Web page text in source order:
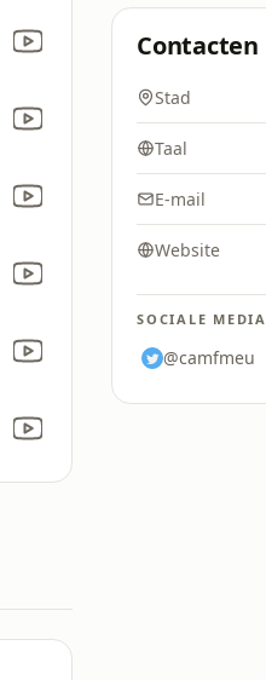
Contacten
Stad
Taal
E-mail
Website
SOCIALE MEDIA
@camfmeu